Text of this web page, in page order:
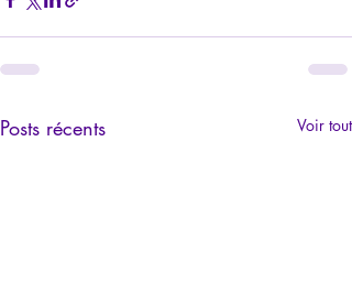
Posts récents Voir tout